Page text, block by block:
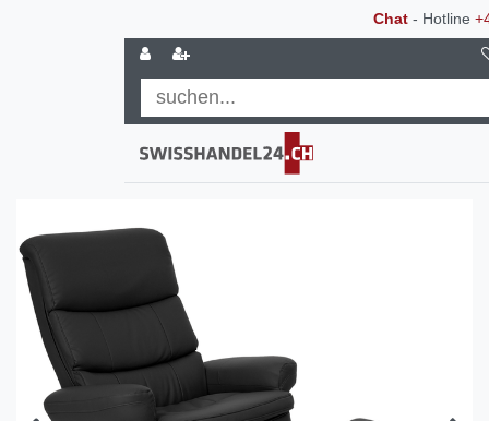
Chat- Hotline